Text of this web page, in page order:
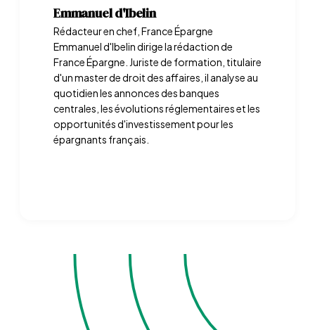
Emmanuel d'Ibelin
Rédacteur en chef, France Épargne
Emmanuel d'Ibelin dirige la rédaction de
France Épargne. Juriste de formation, titulaire
d'un master de droit des affaires, il analyse au
quotidien les annonces des banques
centrales, les évolutions réglementaires et les
opportunités d'investissement pour les
épargnants français.